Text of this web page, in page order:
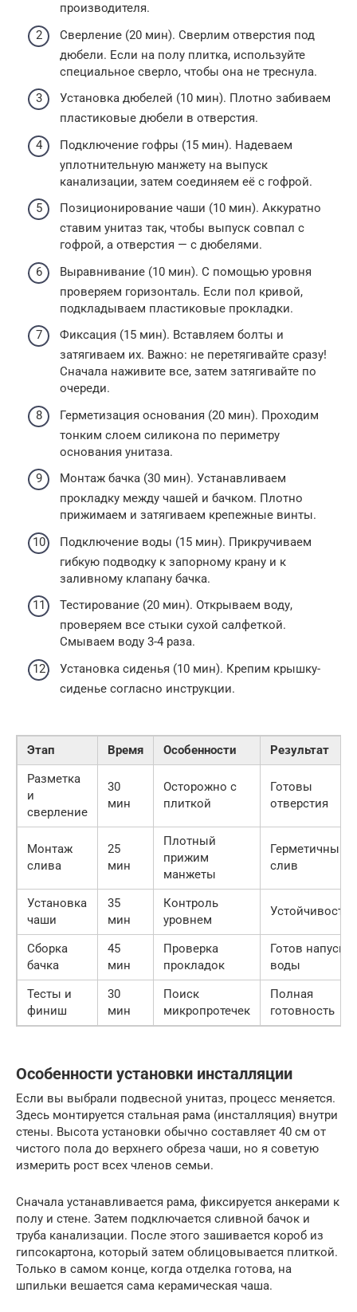
производителя.
Сверление (20 мин). Сверлим отверстия под
дюбели. Если на полу плитка, используйте
специальное сверло, чтобы она не треснула.
Установка дюбелей (10 мин). Плотно забиваем
пластиковые дюбели в отверстия.
Подключение гофры (15 мин). Надеваем
уплотнительную манжету на выпуск
канализации, затем соединяем её с гофрой.
Позиционирование чаши (10 мин). Аккуратно
ставим унитаз так, чтобы выпуск совпал с
гофрой, а отверстия — с дюбелями.
Выравнивание (10 мин). С помощью уровня
проверяем горизонталь. Если пол кривой,
подкладываем пластиковые прокладки.
Фиксация (15 мин). Вставляем болты и
затягиваем их. Важно: не перетягивайте сразу!
Сначала наживите все, затем затягивайте по
очереди.
Герметизация основания (20 мин). Проходим
тонким слоем силикона по периметру
основания унитаза.
Монтаж бачка (30 мин). Устанавливаем
прокладку между чашей и бачком. Плотно
прижимаем и затягиваем крепежные винты.
Подключение воды (15 мин). Прикручиваем
гибкую подводку к запорному крану и к
заливному клапану бачка.
Тестирование (20 мин). Открываем воду,
проверяем все стыки сухой салфеткой.
Смываем воду 3-4 раза.
Установка сиденья (10 мин). Крепим крышку-
сиденье согласно инструкции.
Этап Время Особенности
Результат
Разметка
и
сверление
30
мин
Осторожно с
плиткой
Готовы
отверстия
Монтаж
слива
25
мин
Плотный
прижим
манжеты
Герметичный
слив
Установка
чаши
35
мин
Контроль
уровнем
Устойчивость
Сборка
бачка
45
мин
Проверка
прокладок
Готов напуск
воды
Тесты и
финиш
30
мин
Поиск
микропротечек
Полная
готовность
Особенности установки инсталляции
Если вы выбрали подвесной унитаз, процесс меняется.
Здесь монтируется стальная рама (инсталляция) внутри
стены. Высота установки обычно составляет 40 см от
чистого пола до верхнего обреза чаши, но я советую
измерить рост всех членов семьи.
Сначала устанавливается рама, фиксируется анкерами к
полу и стене. Затем подключается сливной бачок и
труба канализации. После этого зашивается короб из
гипсокартона, который затем облицовывается плиткой.
Только в самом конце, когда отделка готова, на
шпильки вешается сама керамическая чаша.